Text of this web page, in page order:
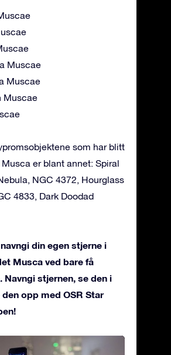
Muscae
Muscae
Muscae
som har blitt
er blant annet: Spiral
NGC 4372, Hourglass
4833, Dark Doodad
din egen stjerne i
Musca ved bare få
stjernen, se den i
opp med OSR Star